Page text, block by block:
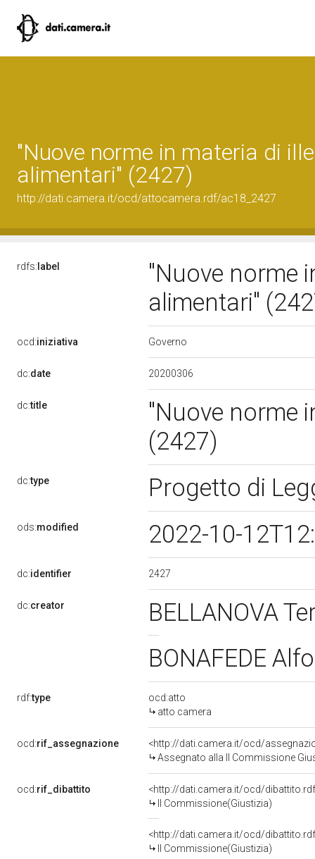
"Nuove norme in materia di
alimentari" (2427)
http://dati.camera.it/ocd/attocamera.rdf/ac18_2427
rdfs: label
"Nuove norme
alimentari"
ocd:iniziativa Governo
dc:date 20200306
dc:title
"Nuove norme
(2427)
dc:type Progetto di
ods:modified 2022-10-
dc:identifier 2427
dc:creator
BELLANOVA
BONAFEDE
rdf:type
ocd:atto
atto camera
ocd:rif_assegnazione
<http://dati.camera.it/ocd/
Assegnato alla II Commissione
ocd:rif_dibattito
<http://dati.camera.it/ocd/
II Commissione(Giustizia)
<http://dati.camera.it/ocd/
II Commissione(Giustizia)